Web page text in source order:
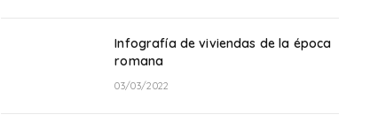
Infografía de viviendas de la época
romana
03/03/2022